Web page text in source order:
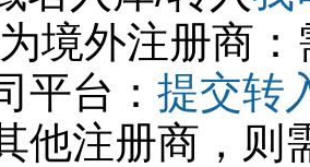
境外注册商
平台： 提交转
他注册商，则